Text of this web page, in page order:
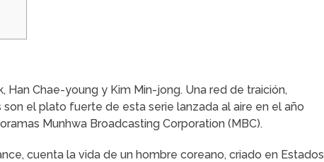
Han Chae-young y Kim Min-jong. Una red de traición,
el plato fuerte de esta serie lanzada al aire en el año
Munhwa Broadcasting Corporation (MBC).
cuenta la vida de un hombre coreano, criado en Estados